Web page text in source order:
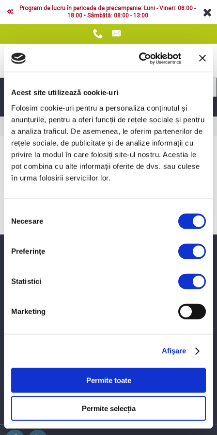
Acest site utilizează cookie-uri
Folosim cookie-uri pentru a personaliza conținutul și
anunțurile, pentru a oferi funcții de rețele sociale și pentru
a analiza traficul. De asemenea, le oferim partenerilor de
rețele sociale, de publicitate și de analize informații cu
privire la modul în care folosiți site-ul nostru. Aceștia le
pot combina cu alte informații oferite de dvs. sau culese
în urma folosirii serviciilor lor.
consimțământului
Necesare
Preferinţe
Statistici
Marketing
Afişare
Permite toate
Permite selecția
Program de lucru în perioada de precampanie: Luni - Vineri: 08:00 -
18:00 • Sâmbătă: 08:00 - 13:00
MENIUL PRINCIPAL
Prima Pagină Media Evenimente 2013 Demo Lemken Rubin 2013
Demo Lemken Rubin 2013
PROINVEST SRL
LEMKEN